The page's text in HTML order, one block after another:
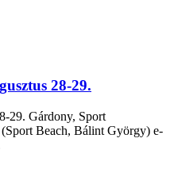
28-29.
29. Gárdony, Sport
Beach, Bálint György) e-